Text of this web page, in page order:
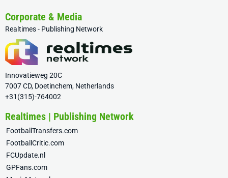
Corporate & Media
Realtimes - Publishing Network
Innovatieweg 20C
7007 CD, Doetinchem, Netherlands
+31(315)-764002
Realtimes | Publishing Network
FootballTransfers.com
FootballCritic.com
FCUpdate.nl
GPFans.com